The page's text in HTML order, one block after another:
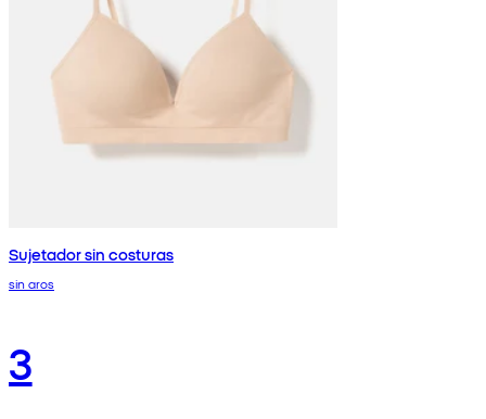
Sujetador sin costuras
sin aros
3